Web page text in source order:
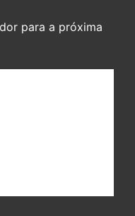
para a próxima